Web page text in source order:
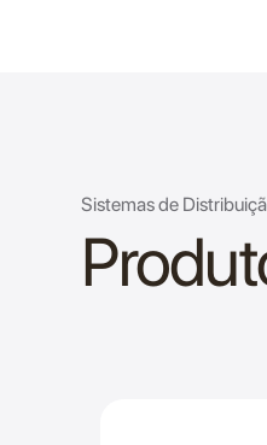
Sistemas de